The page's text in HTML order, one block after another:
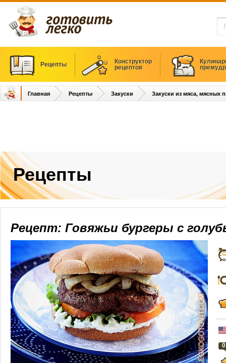
Рецепты
Конструктор
рецептов
Главная Рецепты Закуски Закуски из мяса, мясных
Рецепты
Рецепт: Говяжьи бургеры с
0